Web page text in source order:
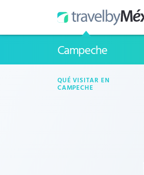
Campeche
QUÉ VISITAR EN
CAMPECHE